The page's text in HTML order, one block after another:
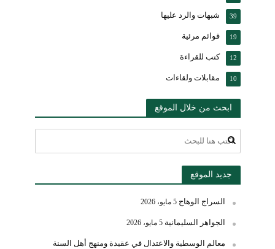
شبهات والرد عليها 39
قوائم مرئية 19
كتب للقراءة 12
مقابلات ولقاءات 10
ابحث من خلال الموقع
جديد الموقع
السراج الوهاج 5 مايو، 2026
الجواهر السليمانية 5 مايو، 2026
معالم الوسطية والاعتدال في عقيدة ومنهج أهل السنة